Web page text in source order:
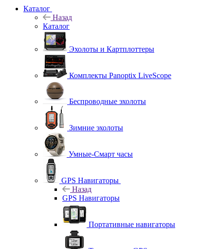
Каталог
Назад
Каталог
Эхолоты и Картплоттеры
Комплекты Panoptix LiveScope
Беспроводные эхолоты
Зимние эхолоты
Умные-Смарт часы
GPS Навигаторы
Назад
GPS Навигаторы
Портативные навигаторы